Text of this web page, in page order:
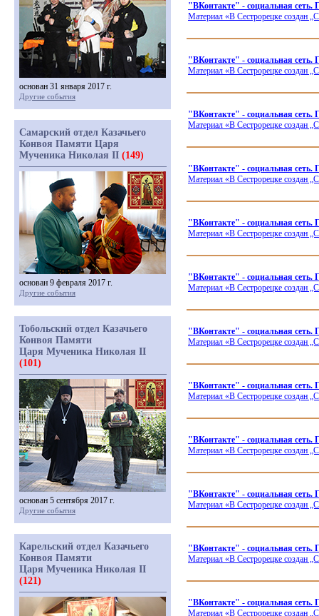
"ВКонтакте" - социальная
Материал «В Сестрорецке создан
"ВКонтакте" - социальная
Материал «В Сестрорецке создан
"ВКонтакте" - социальная сеть.
Материал «В Сестрорецке создан
"ВКонтакте" - социальная
Материал «В Сестрорецке создан
"ВКонтакте" - социальная
Материал «В Сестрорецке создан
"ВКонтакте" - социальная
Материал «В Сестрорецке создан
"ВКонтакте" - социальная
Материал «В Сестрорецке создан
"ВКонтакте" - социальная
Материал «В Сестрорецке создан
"ВКонтакте" - социальная
Материал «В Сестрорецке создан
"ВКонтакте" - социальная
Материал «В Сестрорецке создан
"ВКонтакте" - социальная
Материал «В Сестрорецке создан
"ВКонтакте" - социальная
Материал «В Сестрорецке создан
основан 31 января 2017 г.
Другие события
Самарский отдел Казачьего
Конвоя Памяти Царя
Мученика Николая II (149)
основан 9 февраля 2017 г.
Другие события
Тобольский отдел Казачьего
Конвоя Памяти
Царя Мученика Николая II
(101)
основан 5 сентября 2017 г.
Другие события
Карельский отдел Казачьего
Конвоя Памяти
Царя Мученика Николая II
(121)